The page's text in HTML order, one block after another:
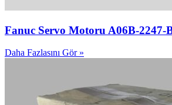
Fanuc Servo Motoru A06B-2247-
Daha Fazlasını Gör »